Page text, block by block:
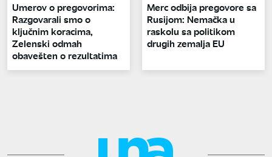
Umerov o pregovorima:
Razgovarali smo o
ključnim koracima,
Zelenski odmah
obavešten o rezultatima
Merc odbija pregovore sa
Rusijom: Nemačka u
raskolu sa politikom
drugih zemalja EU